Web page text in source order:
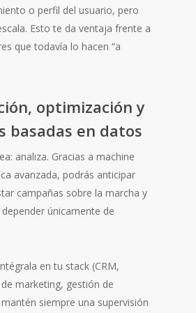
o perfil del usuario, pero
Esto te da ventaja frente a
que todavía lo hacen “a
optimización y
basadas en datos
analiza. Gracias a machine
avanzada, podrás anticipar
campañas sobre la marcha y
únicamente de
en tu stack (CRM,
marketing, gestión de
siempre una supervisión